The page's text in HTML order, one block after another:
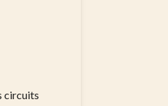
circuits